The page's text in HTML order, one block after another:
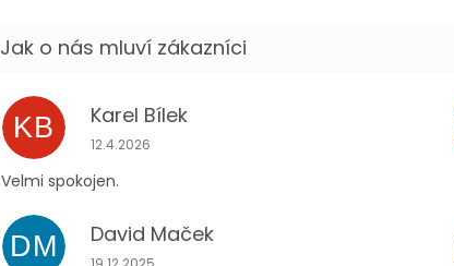
KB Karel Bílek
Hodnocení obchodu je 5 z 5 hvězdiček.
12.4.2026
Velmi spokojen.
DM David Maček
Hodnocení obchodu je 5 z 5 hvězdiček.